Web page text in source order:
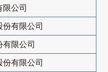
公司
有限公司
限公司
有限公司